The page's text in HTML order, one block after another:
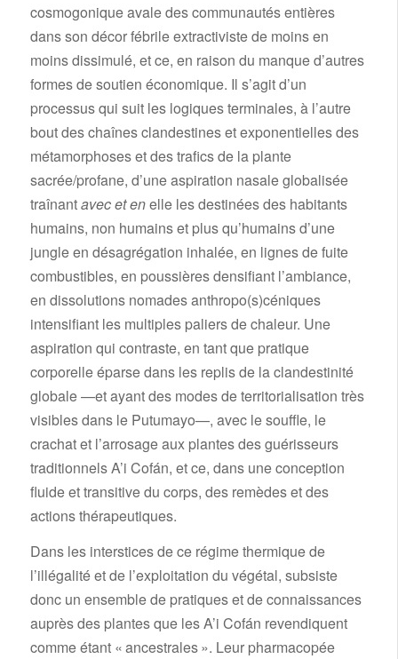
cosmogonique avale des communautés entières
dans son décor fébrile extractiviste de moins en
moins dissimulé, et ce, en raison du manque d’autres
formes de soutien économique. Il s’agit d’un
processus qui suit les logiques terminales, à l’autre
bout des chaînes clandestines et exponentielles des
métamorphoses et des trafics de la plante
sacrée/profane, d’une aspiration nasale globalisée
traînantavec et enelle les destinées des habitants
humains, non humains et plus qu’humains d’une
jungle en désagrégation inhalée, en lignes de fuite
combustibles, en poussières densifiant l’ambiance,
en dissolutions nomades anthropo(s)céniques
intensifiant les multiples paliers de chaleur. Une
aspiration qui contraste, en tant que pratique
corporelle éparse dans les replis de la clandestinité
globale —et ayant des modes de territorialisation très
visibles dans le Putumayo—, avec le souffle, le
crachat et l’arrosage aux plantes des guérisseurs
traditionnels A’i Cofán, et ce, dans une conception
fluide et transitive du corps, des remèdes et des
actions thérapeutiques.
Dans les interstices de ce régime thermique de
l’illégalité et de l’exploitation du végétal, subsiste
donc un ensemble de pratiques et de connaissances
auprès des plantes que les A’i Cofán revendiquent
comme étant « ancestrales ». Leur pharmacopée